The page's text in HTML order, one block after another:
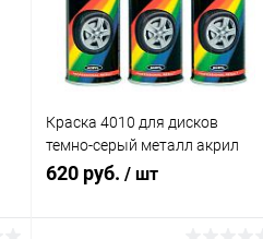
В избранное В наличии
Краска 4010 для дисков
темно-серый металл акрил
MOTIP аэр
620 руб. / шт